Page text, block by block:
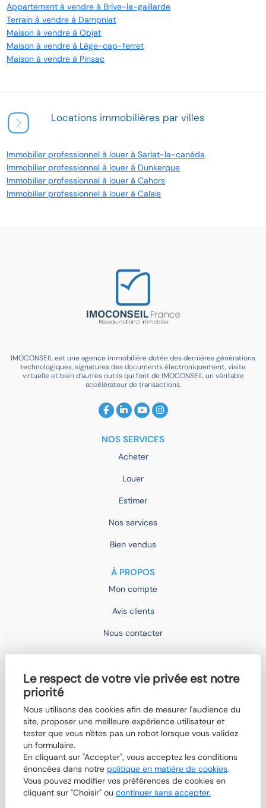
Le respect de votre vie privée est notre
priorité
Nous utilisons des cookies afin de mesurer l'audience du
site, proposer une meilleure expérience utilisateur et
tester que vous n'êtes pas un robot lorsque vous validez
un formulaire.
En cliquant sur "Accepter", vous acceptez les conditions
énoncées dans notre politique en matière de cookies.
Vous pouvez modifier vos préférences de cookies en
cliquant sur "Choisir" ou continuer sans accepter.
Appartement à vendre à Brive-la-gaillarde
Terrain à vendre à Dampniat
Maison à vendre à Objat
Maison à vendre à Lège-cap-ferret
Maison à vendre à Pinsac
Locations immobilières par villes
Immobilier professionnel à louer à Sarlat-la-canéda
Immobilier professionnel à louer à Dunkerque
Immobilier professionnel à louer à Cahors
Immobilier professionnel à louer à Calais
IMOCONSEIL est une agence immobilière dotée des dernières générations
technologiques, signatures des documents électroniquement, visite
virtuelle et bien d’autres outils qui font de IMOCONSEIL un véritable
accélérateur de transactions.
NOS SERVICES
Acheter
Louer
Estimer
Nos services
Bien vendus
À PROPOS
Mon compte
Avis clients
Nous contacter
Devenir mandataire
Qui sommes-nous ?
Boutik'IMO